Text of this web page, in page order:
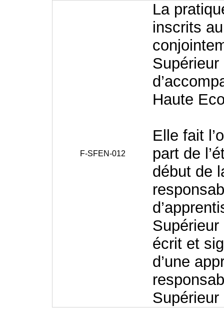
F-SFEN-012
La
inscrits
Supérieur
Haute
Elle fait
part de
début de
Supérieur
écrit et
d’une